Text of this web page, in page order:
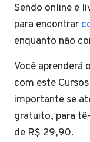
Sendo online e
para encontrar
enquanto não
Você aprenderá
com este
importante se
gratuito, para
de R$ 29,90.